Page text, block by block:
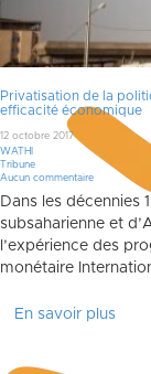
Privatisation de la
efficacité économique
12 octobre 2017
WATHI
Tribune
Aucun commentaire
Dans les décennies
subsaharienne et
l’expérience des
monétaire
En savoir plus